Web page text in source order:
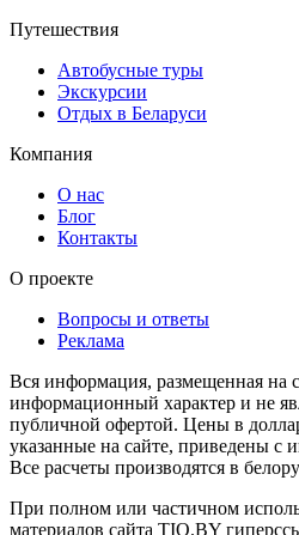
Путешествия
Автобусные туры
Экскурсии
Отдых в Беларуси
Компания
О нас
Блог
Контакты
О проекте
Вопросы и ответы
Реклама
Вся информация, размещенная на
информационный характер и не
публичной офертой. Цены в
указанные на сайте, приведены с
Все расчеты производятся в
При полном или частичном
материалов сайта TIO.BY